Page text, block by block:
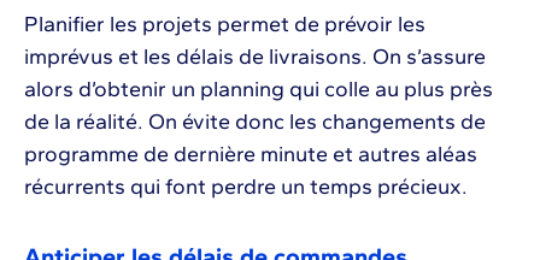
Planifier les projets permet de prévoir les
imprévus et les délais de livraisons. On s’assure
alors d’obtenir un planning qui colle au plus près
de la réalité. On évite donc les changements de
programme de dernière minute et autres aléas
récurrents qui font perdre un temps précieux.